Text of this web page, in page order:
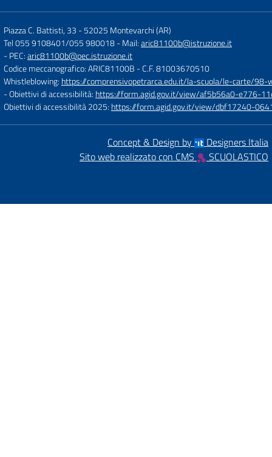
Piazza C. Battisti, 33 -52025 Montevarchi (AR)
Tel 055 9108401/055 980018- Mail:aric81100b@istruzione.it
- PEC:aric81100b@pec.istruzione.it
Codice meccanografico: ARIC81100B - C.F. 81003670510
Whistleblowing: https://comprensivopetrarca.edu.it/la-scuola/le-carte/98-
- Obiettivi di accessibilità: https://form.agid.gov.it/view/af5b56a0-e776-
Obiettivi di accessibilità 2025: https://form.agid.gov.it/view/dbf17240-
Concept & Design by
Designers Italia
Sito web realizzato con CMS
SCUOLASTICO